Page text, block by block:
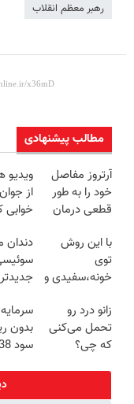
رهبر معظم انقلاب
مطالب پیشنهادی
آرتروز مفاصل
خود را به طور
قطعی درمان
◗پرسش‌نامه◖
ویدیو
از
خوابی
آموزش
با این روش
توی
خونه،سفیدی و
برگردون
(40%off)
سبک و
زانو درد رو
تحمل می‌کنی
که چی؟
بدون